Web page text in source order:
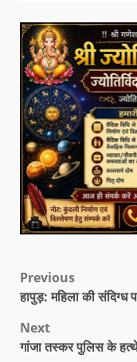
Previous
हापुड़: महिला की संदिग्ध
Next
गांजा तस्कर पुलिस के